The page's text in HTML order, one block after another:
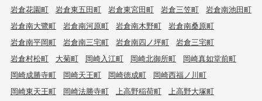
岩倉花園町
岩倉東五田町 岩倉東宮田町 岩倉三笠町
岩倉南池田町
岩倉南大鷺町
岩倉南河原町 岩倉南木野町
岩倉南桑原町
岩倉南平岡町
岩倉南三宅町 岩倉南四ノ坪町
岩倉三宅町
岩倉村松町
大菊町 岡崎入江町 岡崎北御所町
岡崎真如堂前町
岡崎成勝寺町
岡崎天王町 岡崎徳成町
岡崎西福ノ川町
岡崎東天王町
岡崎法勝寺町 上高野稲荷町
上高野大塚町